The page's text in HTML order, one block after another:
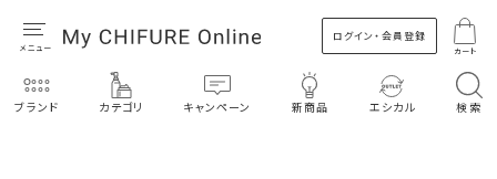
ログイン・会員登録
カート
ブランド カテゴリ キャンペーン 新商品 エシカル 検索